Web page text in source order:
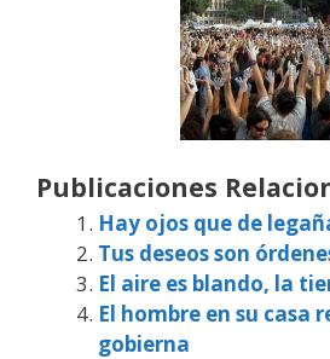
Publicaciones
Hay ojos que de
Tus deseos son
El aire es blando, la
El hombre en su casa
gobierna